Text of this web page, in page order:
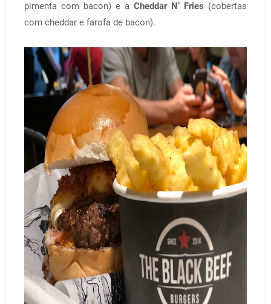
pimenta com bacon) e aCheddar N’ Fries (cobertas
com cheddar e farofa de bacon).